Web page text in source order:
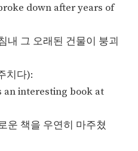
down after years of
내 그 오래된 건물이 붕괴
치다):
an interesting book at
운 책을 우연히 마주쳤